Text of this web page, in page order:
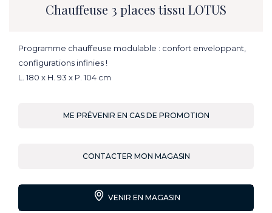
Chauffeuse 3 places tissu LOTUS
Programme chauffeuse modulable : confort enveloppant,
configurations infinies !
L. 180 x H. 93 x P. 104 cm
ME PRÉVENIR EN CAS DE PROMOTION
CONTACTER MON MAGASIN
VENIR EN MAGASIN